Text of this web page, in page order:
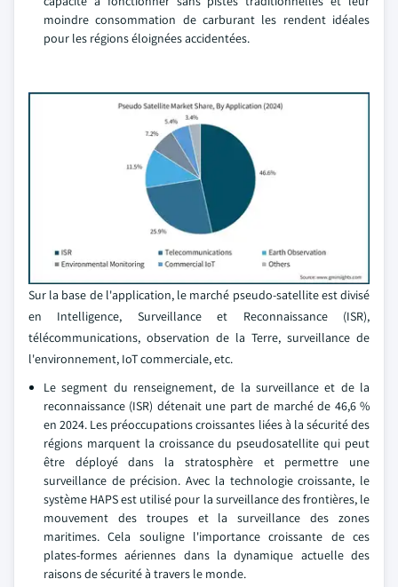
moindre consommation de carburant les rendent idéales
pour les régions éloignées accidentées.
Sur la base de l'application, le marché pseudo-satellite est divisé
en Intelligence, Surveillance et Reconnaissance (ISR),
télécommunications, observation de la Terre, surveillance de
l'environnement, IoT commerciale, etc.
Le segment du renseignement, de la surveillance et de la
reconnaissance (ISR) détenait une part de marché de 46,6 %
en 2024. Les préoccupations croissantes liées à la sécurité des
régions marquent la croissance du pseudosatellite qui peut
être déployé dans la stratosphère et permettre une
surveillance de précision. Avec la technologie croissante, le
système HAPS est utilisé pour la surveillance des frontières, le
mouvement des troupes et la surveillance des zones
maritimes. Cela souligne l'importance croissante de ces
plates-formes aériennes dans la dynamique actuelle des
raisons de sécurité à travers le monde.